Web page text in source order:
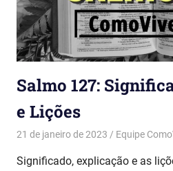
Salmo 127:
e Lições
21 de janeiro de 2023 Equipe
Significado, explicação e as